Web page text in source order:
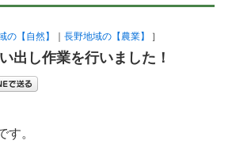
の【自然】 長野地域の【農業】 ］
出し作業を行いました！
。